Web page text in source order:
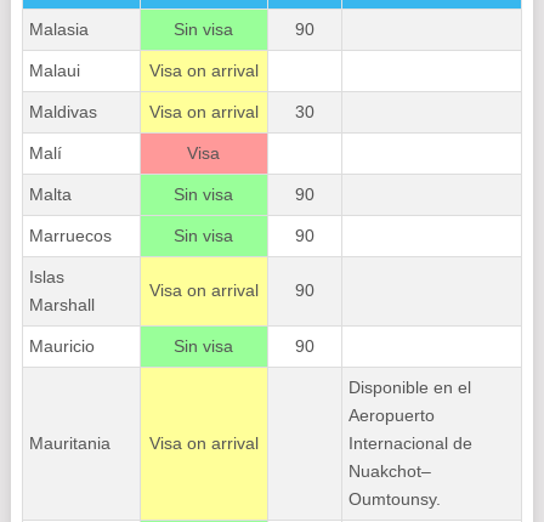
Malasia Sin visa 90
Malaui Visa on arrival
Maldivas Visa on arrival 30
Malí Visa
Malta Sin visa 90
Marruecos Sin visa 90
Islas
Marshall
Visa on arrival 90
Mauricio Sin visa 90
Mauritania Visa on arrival
Disponible en el
Aeropuerto
Internacional de
Nuakchot–
Oumtounsy.